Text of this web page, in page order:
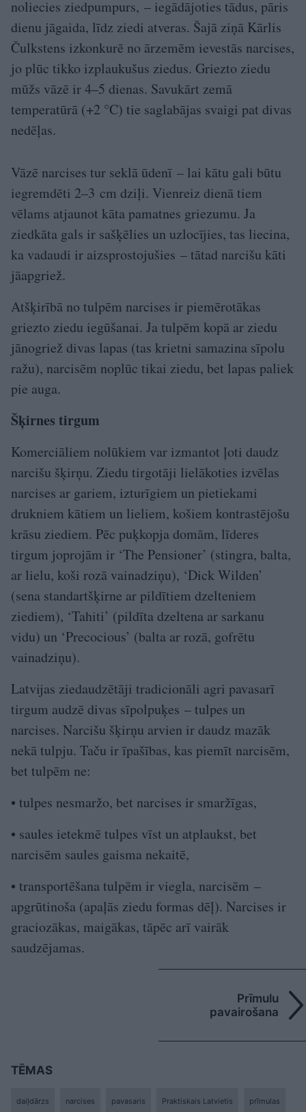
noliecies ziedpumpurs, – iegādājoties tādus, pāris
dienu jāgaida, līdz ziedi atveras. Šajā ziņā Kārlis
Čulkstens izkonkurē no ārzemēm ievestās narcises,
jo plūc tikko izplaukušus ziedus. Griezto ziedu
mūžs vāzē ir 4–5 dienas. Savukārt zemā
temperatūrā (+2 °C) tie saglabājas svaigi pat divas
nedēļas.
Vāzē narcises tur seklā ūdenī – lai kātu gali būtu
iegremdēti 2–3 cm dziļi. Vienreiz dienā tiem
vēlams atjaunot kāta pamatnes griezumu. Ja
ziedkāta gals ir sašķēlies un uzlocījies, tas liecina,
ka vadaudi ir aizsprostojušies – tātad narcišu kāti
jāapgriež.
Atšķirībā no tulpēm narcises ir piemērotākas
griezto ziedu iegūšanai. Ja tulpēm kopā ar ziedu
jānogriež divas lapas (tas krietni samazina sīpolu
ražu), narcisēm noplūc tikai ziedu, bet lapas paliek
pie auga.
Šķirnes tirgum
Komerciāliem nolūkiem var izmantot ļoti daudz
narcišu šķirņu. Ziedu tirgotāji lielākoties izvēlas
narcises ar gariem, izturīgiem un pietiekami
drukniem kātiem un lieliem, košiem kontrastējošu
krāsu ziediem. Pēc puķkopja domām, līderes
tirgum joprojām ir ‘The Pensioner’ (stingra, balta,
ar lielu, koši rozā vainadziņu), ‘Dick Wilden’
(sena standartšķirne ar pildītiem dzelteniem
ziediem), ‘Tahiti’ (pildīta dzeltena ar sarkanu
vidu) un ‘Precocious’ (balta ar rozā, gofrētu
vainadziņu).
Latvijas ziedaudzētāji tradicionāli agri pavasarī
tirgum audzē divas sīpolpuķes – tulpes un
narcises. Narcišu šķirņu arvien ir daudz mazāk
nekā tulpju. Taču ir īpašības, kas piemīt narcisēm,
bet tulpēm ne:
• tulpes nesmaržo, bet narcises ir smaržīgas,
• saules ietekmē tulpes vīst un atplaukst, bet
narcisēm saules gaisma nekaitē,
• transportēšana tulpēm ir viegla, narcisēm –
apgrūtinoša (apaļās ziedu formas dēļ). Narcises ir
graciozākas, maigākas, tāpēc arī vairāk
saudzējamas.
Prīmulu
pavairošana
TĒMAS
daiļdārzs narcises pavasaris Praktiskais Latvietis prīmulas